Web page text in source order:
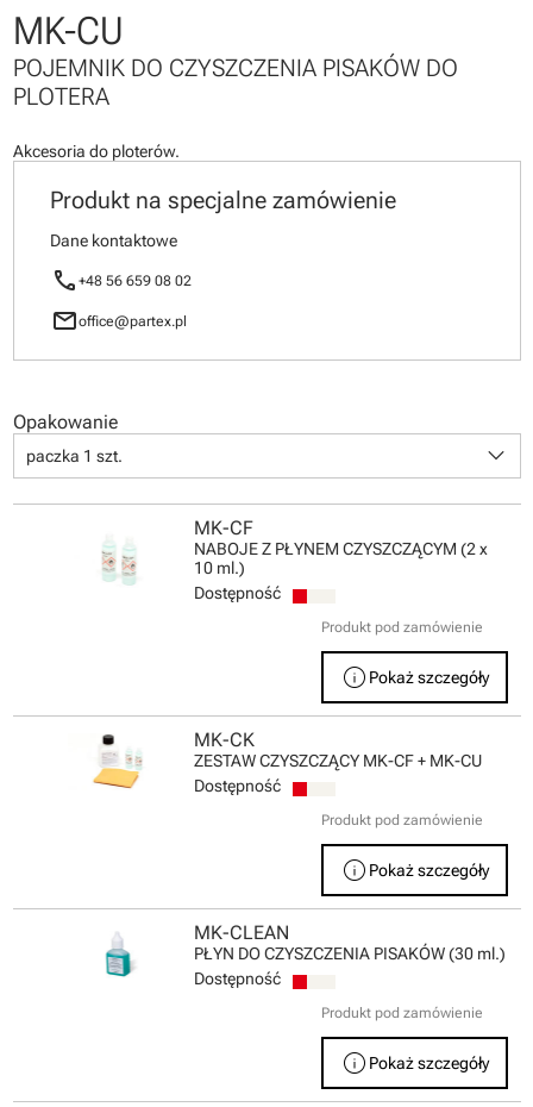
MK-CU
POJEMNIK DO CZYSZCZENIA PISAKÓW DO
PLOTERA
Akcesoria do ploterów.
Produkt na specjalne zamówienie
Dane kontaktowe
call +48 56 659 08 02
mailoffice@partex.pl
Opakowanie
paczka 1 szt. keyboard_arrow_down
MK-CF
NABOJE Z PŁYNEM CZYSZCZĄCYM (2 x
10 ml.)
Dostępność
Produkt pod zamówienie
info Pokaż szczegóły
MK-CK
ZESTAW CZYSZCZĄCY MK-CF + MK-CU
Dostępność
Produkt pod zamówienie
info Pokaż szczegóły
MK-CLEAN
PŁYN DO CZYSZCZENIA PISAKÓW (30 ml.)
Dostępność
Produkt pod zamówienie
info Pokaż szczegóły